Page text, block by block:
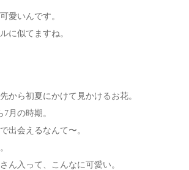
愛いんです。
に似てますね。
から初夏にかけて見かけるお花。
月の時期。
出会えるなんて〜。
ん入って、こんなに可愛い。